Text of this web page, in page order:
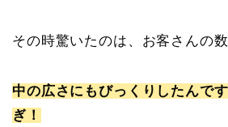
その時驚いたのは、お客さんの
中の広さにもびっくりしたんで
ぎ！